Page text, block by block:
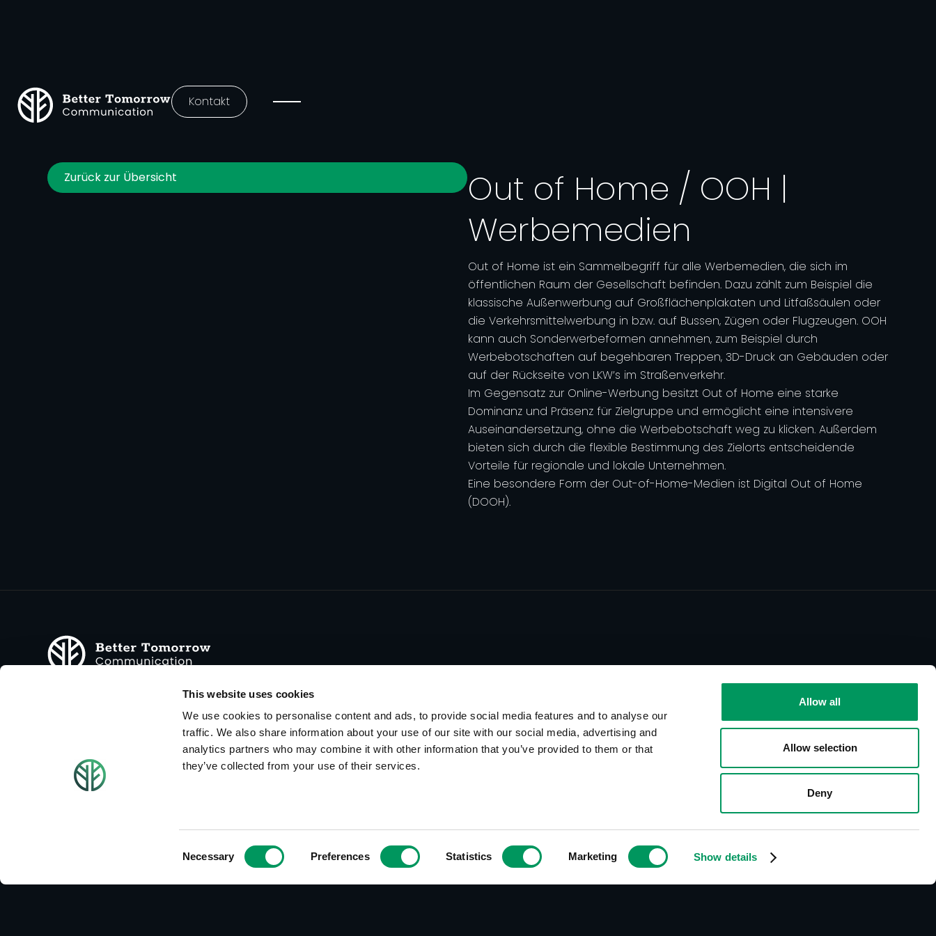
This website uses cookies
We use cookies to personalise content and ads, to provide social media features and to analyse our
traffic. We also share information about your use of our site with our social media, advertising and
analytics partners who may combine it with other information that you’ve provided to them or that
they’ve collected from your use of their services.
Necessary Preferences Statistics Marketing Show details
Allow all
Allow selection
Deny
Kontakt
Zurück zur Übersicht
Out of Home / OOH |
Werbemedien
Out of Home ist ein Sammelbegriff für alle Werbemedien, die sich im
öffentlichen Raum der Gesellschaft befinden. Dazu zählt zum Beispiel die
klassische Außenwerbung auf Großflächenplakaten und Litfaßsäulen oder
die Verkehrsmittelwerbung in bzw. auf Bussen, Zügen oder Flugzeugen. OOH
kann auch Sonderwerbeformen annehmen, zum Beispiel durch
Werbebotschaften auf begehbaren Treppen, 3D-Druck an Gebäuden oder
auf der Rückseite von LKW’s im Straßenverkehr.
Im Gegensatz zur Online-Werbung besitzt Out of Home eine starke
Dominanz und Präsenz für Zielgruppe und ermöglicht eine intensivere
Auseinandersetzung, ohne die Werbebotschaft weg zu klicken. Außerdem
bieten sich durch die flexible Bestimmung des Zielorts entscheidende
Vorteile für regionale und lokale Unternehmen.
Eine besondere Form der Out-of-Home-Medien ist Digital Out of Home
(DOOH).
better tomorrow communication GmbH
Marken- & Digitalagentur
40545 Düsseldorf
‍fon +49 211 909 825 50
Glossar